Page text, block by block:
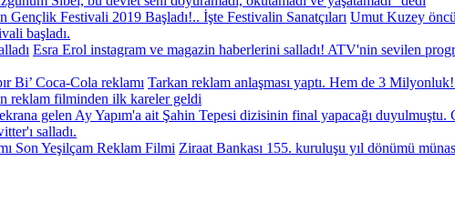
Gençlik Festivali 2019 Başladı!.. İşte Festivalin Sanatçıları Umut Kuzey
başladı.
Esra Erol instagram ve magazin haberlerini salladı! ATV'nin sevilen
Bi’ Coca-Cola reklamı Tarkan reklam anlaşması yaptı. Hem de 3
reklam filminden ilk kareler geldi
gelen Ay Yapım'a ait Şahin Tepesi dizisinin final yapacağı
salladı.
Son Yeşilçam Reklam Filmi Ziraat Bankası 155. kuruluşu yıl dönümü